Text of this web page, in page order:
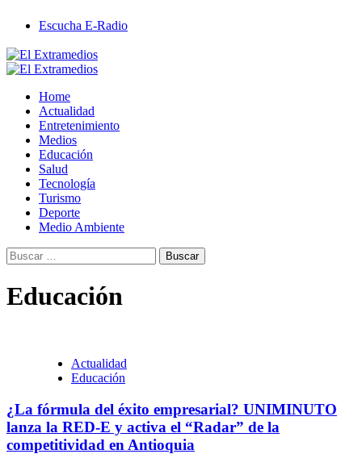
contenido
Escucha E-Radio
Primary
Home
Actualidad
Entretenimiento
Medios
Educación
Salud
Tecnología
Turismo
Deporte
Medio Ambiente
Buscar:
Educación
Actualidad
Educación
¿La fórmula del éxito empresarial? UNIMINUTO
lanza la RED-E y activa el “Radar” de la
competitividad en Antioquia